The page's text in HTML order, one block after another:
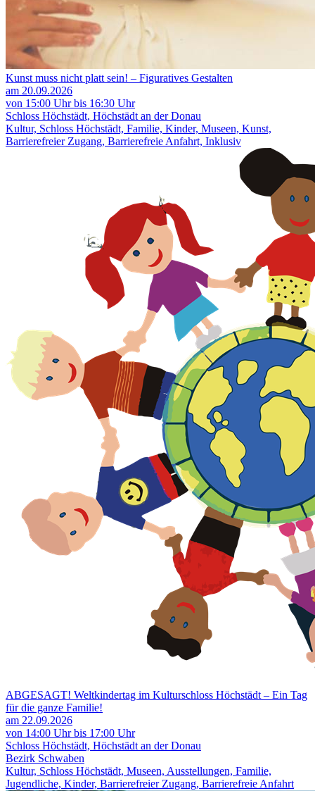
Kunst muss nicht platt sein! – Figuratives Gestalten
am 20.09.2026
von 15:00 Uhr bis 16:30 Uhr
Schloss Höchstädt, Höchstädt an der Donau
Kultur, Schloss Höchstädt, Familie, Kinder, Museen, Kunst,
Barrierefreier Zugang, Barrierefreie Anfahrt, Inklusiv
ABGESAGT! Weltkindertag im Kulturschloss Höchstädt – Ein Tag
für die ganze Familie!
am 22.09.2026
von 14:00 Uhr bis 17:00 Uhr
Schloss Höchstädt, Höchstädt an der Donau
Bezirk Schwaben
Kultur, Schloss Höchstädt, Museen, Ausstellungen, Familie,
Jugendliche, Kinder, Barrierefreier Zugang, Barrierefreie Anfahrt